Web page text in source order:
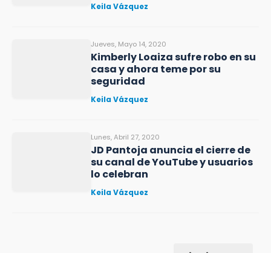
Keila Vázquez
Jueves, Mayo 14, 2020
Kimberly Loaiza sufre robo en su
casa y ahora teme por su
seguridad
Keila Vázquez
Lunes, Abril 27, 2020
JD Pantoja anuncia el cierre de
su canal de YouTube y usuarios
lo celebran
Keila Vázquez